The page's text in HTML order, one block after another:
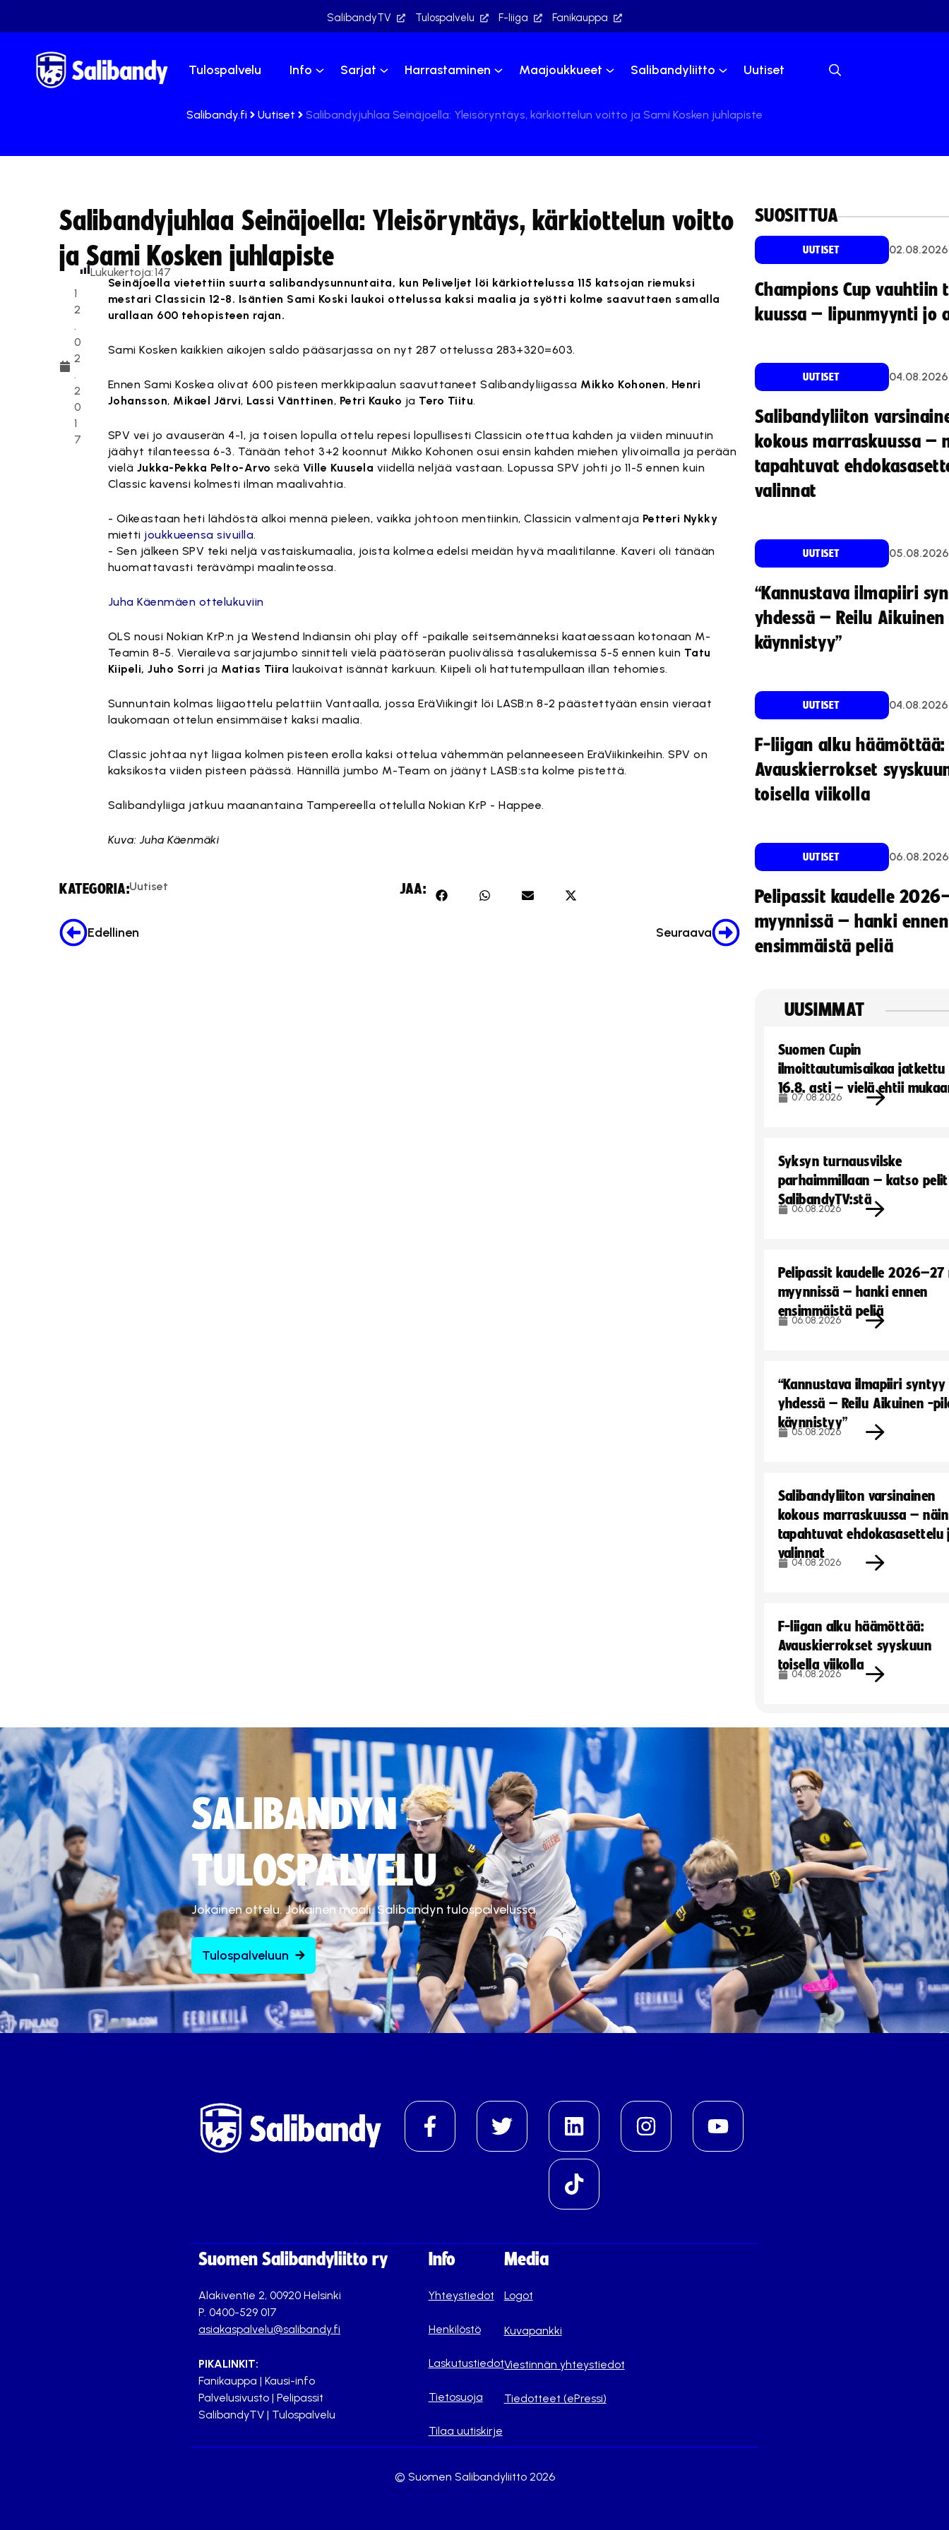
SalibandyTV Tulospalvelu F-liiga Fanikauppa
Tulospalvelu Info Sarjat Harrastaminen Maajoukkueet Salibandyliitto Uutiset
Salibandy.fi Uutiset Salibandyjuhlaa Seinäjoella: Yleisöryntäys, kärkiottelun voitto ja Sami Kosken juhlapiste
Salibandyjuhlaa Seinäjoella: Yleisöryntäys, kärkiottelun voitto
ja Sami Kosken juhlapiste
1
2
.
0
2
.
2
0
1
7
Lukukertoja:147
Seinäjoella vietettiin suurta salibandysunnuntaita, kun Peliveljet löi kärkiottelussa 115 katsojan riemuksi
mestari Classicin 12-8. Isäntien Sami Koski laukoi ottelussa kaksi maalia ja syötti kolme saavuttaen samalla
urallaan 600 tehopisteen rajan.
Sami Kosken kaikkien aikojen saldo pääsarjassa on nyt 287 ottelussa 283+320=603.
Ennen Sami Koskea olivat 600 pisteen merkkipaalun saavuttaneet Salibandyliigassa Mikko Kohonen, Henri
Johansson, Mikael Järvi, Lassi Vänttinen, Petri Kauko ja Tero Tiitu.
SPV vei jo avauserän 4-1, ja toisen lopulla ottelu repesi lopullisesti Classicin otettua kahden ja viiden minuutin
jäähyt tilanteessa 6-3. Tänään tehot 3+2 koonnut Mikko Kohonen osui ensin kahden miehen ylivoimalla ja perään
vielä Jukka-Pekka Pelto-Arvo sekä Ville Kuusela viidellä neljää vastaan. Lopussa SPV johti jo 11-5 ennen kuin
Classic kavensi kolmesti ilman maalivahtia.
- Oikeastaan heti lähdöstä alkoi mennä pieleen, vaikka johtoon mentiinkin, Classicin valmentaja Petteri Nykky
mietti joukkueensa sivuilla.
- Sen jälkeen SPV teki neljä vastaiskumaalia, joista kolmea edelsi meidän hyvä maalitilanne. Kaveri oli tänään
huomattavasti terävämpi maalinteossa.
Juha Käenmäen ottelukuviin
OLS nousi Nokian KrP:n ja Westend Indiansin ohi play off -paikalle seitsemänneksi kaataessaan kotonaan M-
Teamin 8-5. Vieraileva sarjajumbo sinnitteli vielä päätöserän puolivälissä tasalukemissa 5-5 ennen kuin Tatu
Kiipeli, Juho Sorri ja Matias Tiira laukoivat isännät karkuun. Kiipeli oli hattutempullaan illan tehomies.
Sunnuntain kolmas liigaottelu pelattiin Vantaalla, jossa EräViikingit löi LASB:n 8-2 päästettyään ensin vieraat
laukomaan ottelun ensimmäiset kaksi maalia.
Classic johtaa nyt liigaa kolmen pisteen erolla kaksi ottelua vähemmän pelanneeseen EräViikinkeihin. SPV on
kaksikosta viiden pisteen päässä. Hännillä jumbo M-Team on jäänyt LASB:sta kolme pistettä.
Salibandyliiga jatkuu maanantaina Tampereella ottelulla Nokian KrP - Happee.
Kuva: Juha Käenmäki
KATEGORIA:Uutiset JAA:
Edellinen Seuraava
SUOSITTUA
UUTISET 02.08.2026
Champions Cup vauhtiin
kuussa – lipunmyynti jo
UUTISET 04.08.2026
Salibandyliiton
kokous marraskuussa –
tapahtuvat
valinnat
UUTISET 05.08.2026
“Kannustava ilmapiiri
yhdessä – Reilu
käynnistyy”
UUTISET 04.08.2026
F-liigan alku häämöttää:
Avauskierrokset
toisella viikolla
UUTISET 06.08.2026
Pelipassit kaudelle
myynnissä – hanki ennen
ensimmäistä peliä
UUSIMMAT
Suomen Cupin
ilmoittautumisaikaa jatkettu
16.8. asti – vielä ehtii
07.08.2026
Syksyn turnausvilske
parhaimmillaan – katso pelit
SalibandyTV:stä
06.08.2026
Pelipassit kaudelle
myynnissä – hanki ennen
ensimmäistä peliä
06.08.2026
“Kannustava ilmapiiri syntyy
yhdessä – Reilu Aikuinen -
käynnistyy”
05.08.2026
Salibandyliiton varsinainen
kokous marraskuussa – näin
tapahtuvat ehdokasasettelu
valinnat
04.08.2026
F-liigan alku häämöttää:
Avauskierrokset syyskuun
toisella viikolla
04.08.2026
SALIBANDYN
TULOSPALVELU
Jokainen ottelu. Jokainen maali. Salibandyn tulospalvelussa.
Tulospalveluun
Suomen Salibandyliitto ry
Alakiventie 2, 00920 Helsinki
P. 0400-529 017
asiakaspalvelu@salibandy.fi
PIKALINKIT:
Fanikauppa | Kausi-info
Palvelusivusto | Pelipassit
SalibandyTV | Tulospalvelu
Info
Yhteystiedot
Henkilöstö
Laskutustiedot
Tietosuoja
Tilaa uutiskirje
Media
Logot
Kuvapankki
Viestinnän yhteystiedot
Tiedotteet (ePressi)
© Suomen Salibandyliitto 2026